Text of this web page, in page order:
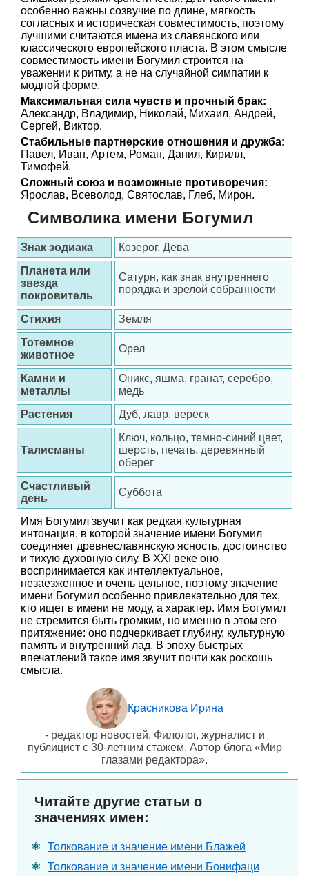
особенно важны созвучие по длине, мягкость
согласных и историческая совместимость, поэтому
лучшими считаются имена из славянского или
классического европейского пласта. В этом смысле
совместимость имени Богумил строится на
уважении к ритму, а не на случайной симпатии к
модной форме.
Максимальная сила чувств и прочный брак:
Александр, Владимир, Николай, Михаил, Андрей,
Сергей, Виктор.
Стабильные партнерские отношения и дружба:
Павел, Иван, Артем, Роман, Данил, Кирилл,
Тимофей.
Сложный союз и возможные противоречия:
Ярослав, Всеволод, Святослав, Глеб, Мирон.
Символика имени Богумил
Знак зодиака
Козерог, Дева
Планета или
звезда
покровитель
Сатурн, как знак внутреннего
порядка и зрелой собранности
Стихия
Земля
Тотемное
животное
Орел
Камни и
металлы
Оникс, яшма, гранат, серебро,
медь
Растения
Дуб, лавр, вереск
Талисманы
Ключ, кольцо, темно-синий цвет,
шерсть, печать, деревянный
оберег
Счастливый
день
Суббота
Имя Богумил звучит как редкая культурная
интонация, в которой значение имени Богумил
соединяет древнеславянскую ясность, достоинство
и тихую духовную силу. В XXI веке оно
воспринимается как интеллектуальное,
незаезженное и очень цельное, поэтому значение
имени Богумил особенно привлекательно для тех,
кто ищет в имени не моду, а характер. Имя Богумил
не стремится быть громким, но именно в этом его
притяжение: оно подчеркивает глубину, культурную
память и внутренний лад. В эпоху быстрых
впечатлений такое имя звучит почти как роскошь
смысла.
Красникова Ирина
- редактор новостей. Филолог, журналист и
публицист с 30-летним стажем. Автор блога «Мир
глазами редактора».
Читайте другие статьи о
значениях имен:
Толкование и значение имени Блажей
Толкование и значение имени Бонифаци